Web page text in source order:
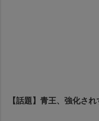
【話題】青王、強化さ